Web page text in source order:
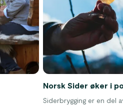
Norsk Sider øker i
Siderbrygging er en del